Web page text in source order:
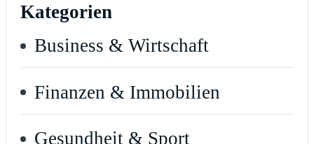
Kategorien
Business & Wirtschaft
Finanzen & Immobilien
Gesundheit & Sport